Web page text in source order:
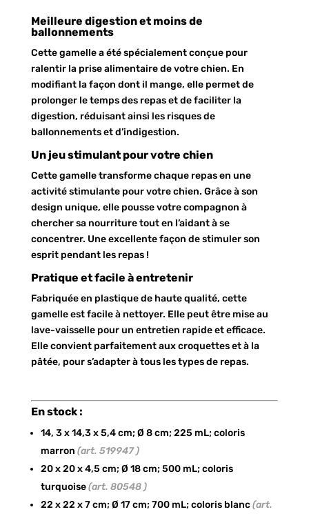
Meilleure digestion et moins de
ballonnements
Cette gamelle a été spécialement conçue pour
ralentir la prise alimentaire de votre chien. En
modifiant la façon dont il mange, elle permet de
prolonger le temps des repas et de faciliter la
digestion, réduisant ainsi les risques de
ballonnements et d’indigestion.
Un jeu stimulant pour votre chien
Cette gamelle transforme chaque repas en une
activité stimulante pour votre chien. Grâce à son
design unique, elle pousse votre compagnon à
chercher sa nourriture tout en l’aidant à se
concentrer. Une excellente façon de stimuler son
esprit pendant les repas !
Pratique et facile à entretenir
Fabriquée en plastique de haute qualité, cette
gamelle est facile à nettoyer. Elle peut être mise au
lave-vaisselle pour un entretien rapide et efficace.
Elle convient parfaitement aux croquettes et à la
pâtée, pour s’adapter à tous les types de repas.
En stock :
14, 3 x 14,3 x 5,4 cm; Ø 8 cm; 225 mL; coloris
marron (art. 519947 )
20 x 20 x 4,5 cm; Ø 18 cm; 500 mL; coloris
turquoise(art. 80548 )
22 x 22 x 7 cm; Ø 17 cm; 700 mL; coloris blanc(art.